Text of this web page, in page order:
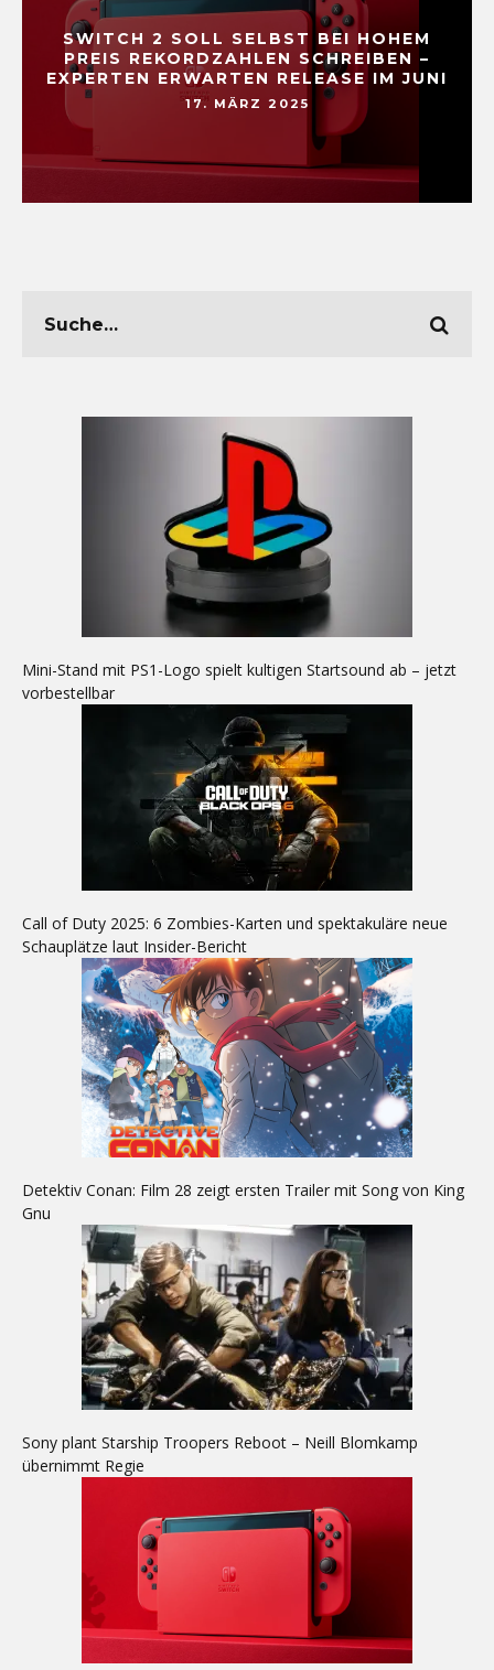
SWITCH 2 SOLL SELBST BEI HOHEM
PREIS REKORDZAHLEN SCHREIBEN –
EXPERTEN ERWARTEN RELEASE IM JUNI
17. MÄRZ 2025
Mini-Stand mit PS1-Logo spielt kultigen Startsound ab – jetzt
vorbestellbar
Call of Duty 2025: 6 Zombies-Karten und spektakuläre neue
Schauplätze laut Insider-Bericht
Detektiv Conan: Film 28 zeigt ersten Trailer mit Song von King
Gnu
Sony plant Starship Troopers Reboot – Neill Blomkamp
übernimmt Regie